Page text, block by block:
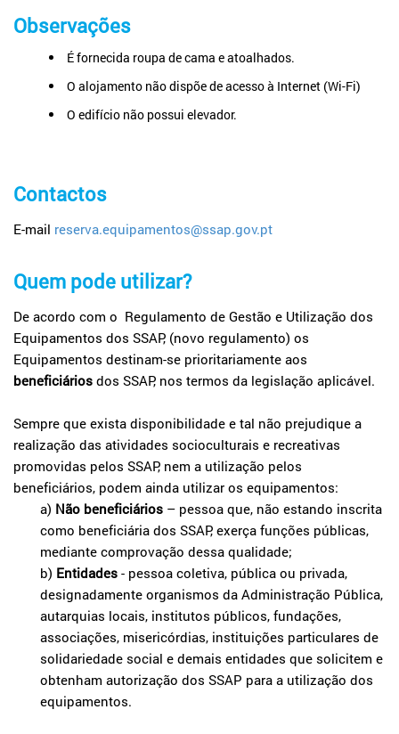
Observações
É fornecida roupa de cama e atoalhados.
O alojamento não dispõe de acesso à Internet (Wi-Fi)
O edifício não possui elevador.
Contactos
E-mail reserva.equipamentos@ssap.gov.pt
Quem pode utilizar?
De acordo com o Regulamento de Gestão e Utilização dos
Equipamentos dos SSAP, (novo regulamento) os
Equipamentos destinam-se prioritariamente aos
beneficiários dos SSAP, nos termos da legislação aplicável.
Sempre que exista disponibilidade e tal não prejudique a
realização das atividades socioculturais e recreativas
promovidas pelos SSAP, nem a utilização pelos
beneficiários, podem ainda utilizar os equipamentos:
a) Não beneficiários – pessoa que, não estando inscrita
como beneficiária dos SSAP, exerça funções públicas,
mediante comprovação dessa qualidade;
b) Entidades - pessoa coletiva, pública ou privada,
designadamente organismos da Administração Pública,
autarquias locais, institutos públicos, fundações,
associações, misericórdias, instituições particulares de
solidariedade social e demais entidades que solicitem e
obtenham autorização dos SSAP para a utilização dos
equipamentos.